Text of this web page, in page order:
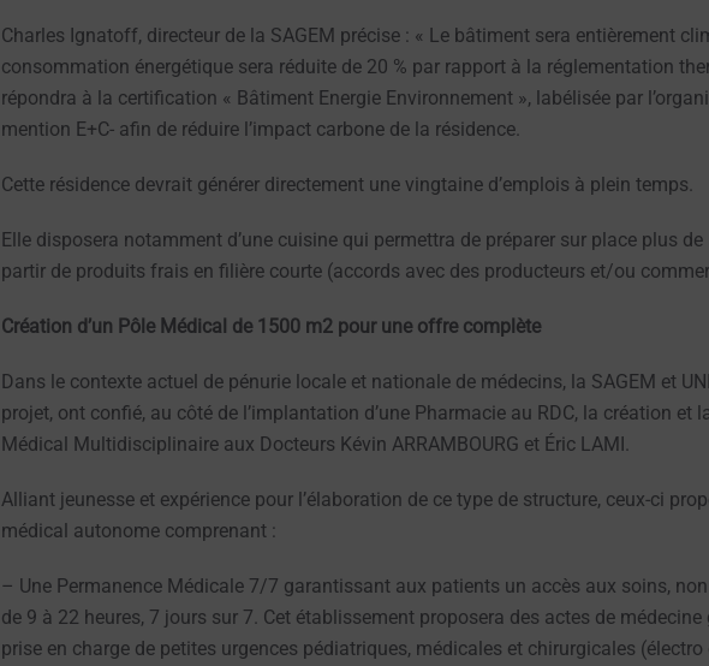
Charles Ignatoff, directeur de la SAGEM précise : « Le bâtiment sera entièrement
consommation énergétique sera réduite de 20 % par rapport à la réglementation
répondra à la certification « Bâtiment Energie Environnement », labélisée par
mention E+C- afin de réduire l’impact carbone de la résidence.
Cette résidence devrait générer directement une vingtaine d’emplois à plein temps.
Elle disposera notamment d’une cuisine qui permettra de préparer sur place plus
partir de produits frais en filière courte (accords avec des producteurs et/ou
Création d’un Pôle Médical de 1500 m2 pour une offre complète
Dans le contexte actuel de pénurie locale et nationale de médecins, la SAGEM et
projet, ont confié, au côté de l’implantation d’une Pharmacie au RDC, la création et
Médical Multidisciplinaire aux Docteurs Kévin ARRAMBOURG et Éric LAMI.
Alliant jeunesse et expérience pour l’élaboration de ce type de structure, ceux-ci
médical autonome comprenant :
– Une Permanence Médicale 7/7 garantissant aux patients un accès aux soins,
de 9 à 22 heures, 7 jours sur 7. Cet établissement proposera des actes de
prise en charge de petites urgences pédiatriques, médicales et chirurgicales